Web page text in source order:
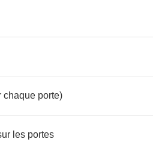
chaque porte)
les portes